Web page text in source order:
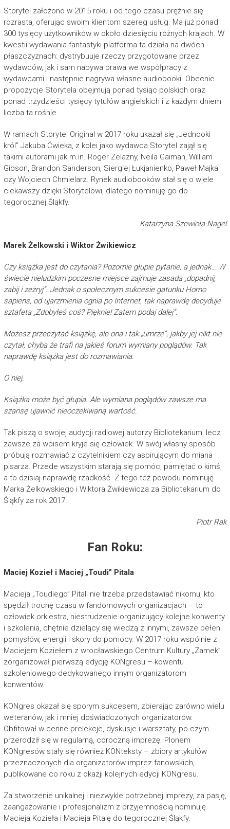
Storytel założono w 2015 roku i od tego czasu prężnie się
rozrasta, oferując swoim klientom szereg usług. Ma już ponad
300 tysięcy użytkowników w około dziesięciu różnych krajach. W
kwestii wydawania fantastyki platforma ta działa na dwóch
płaszczyznach: dystrybuuje rzeczy przygotowane przez
wydawców, jak i sam nabywa prawa we współpracy z
wydawcami i następnie nagrywa własne audiobooki. Obecnie
propozycje Storytela obejmują ponad tysiąc polskich oraz
ponad trzydzieści tysięcy tytułów angielskich i z każdym dniem
liczba ta rośnie.
W ramach Storytel Original w 2017 roku ukazał się „Jednooki
król” Jakuba Ćwieka, z kolei jako wydawca Storytel zajął się
takimi autorami jak m.in. Roger Zelazny, Neila Gaiman, William
Gibson, Brandon Sanderson, Siergiej Łukjanienko, Paweł Majka
czy Wojciech Chmielarz. Rynek audiobooków stał się o wiele
ciekawszy dzięki Storytelowi, dlatego nominuję go do
tegorocznej Śląkfy.
Katarzyna Szewioła-Nagel
Marek Żelkowski i Wiktor Żwikiewicz
Czy książka jest do czytania? Pozornie głupie pytanie, a jednak… W
świecie nieludzkim poczesne miejsce zajmuje zasada „dopadnij,
zabij i zeżryj”. Jednak o społecznym sukcesie gatunku Homo
sapiens, od ujarzmienia ognia po Internet, tak naprawdę decyduje
sztafeta „Zdobyłeś coś? Pięknie! Zatem podaj dalej”.
Możesz przeczytać książkę, ale ona i tak „umrze”, jakby jej nikt nie
czytał, chyba że trafi na jakieś forum wymiany poglądów. Tak
naprawdę książka jest do rozmawiania.
O niej.
Książka może być głupia. Ale wymiana poglądów zawsze ma
szansę ujawnić nieoczekiwaną wartość.
Tak piszą o swojej audycji radiowej autorzy Bibliotekarium, lecz
zawsze za wpisem kryje się człowiek. W swój własny sposób
próbują rozmawiać z czytelnikiem czy aspirującym do miana
pisarza. Przede wszystkim starają się pomóc, pamiętać o kimś,
a to dzisiaj naprawdę rzadkość. Z tego też powodu nominuję
Marka Żelkowskiego i Wiktora Żwikiewicza za Bibliotekarium do
Śląkfy za rok 2017.
Piotr Rak
Fan Roku:
Maciej Kozieł i Maciej „Toudi” Pitala
Macieja „Toudiego” Pitali nie trzeba przedstawiać nikomu, kto
spędził trochę czasu w fandomowych organizacjach – to
człowiek orkiestra, niestrudzenie organizujący kolejne konwenty
i szkolenia, chętnie dzielący się wiedzą z innymi, zawsze pełen
pomysłów, energii i skory do pomocy. W 2017 roku wspólnie z
Maciejem Koziełem z wrocławskiego Centrum Kultury „Zamek”
zorganizował pierwszą edycję KONgresu – kowentu
szkoleniowego dedykowanego innym organizatorom
konwentów.
KONgres okazał się sporym sukcesem, zbierając zarówno wielu
weteranów, jak i mniej doświadczonych organizatorów.
Obfitował w cenne prelekcje, dyskusje i warsztaty, po czym
przerodził się w regularną, coroczną imprezę. Plonem
KONgresów stały się również KONteksty – zbiory artykułów
przeznaczonych dla organizatorów imprez fanowskich,
publikowane co roku z okazji kolejnych edycji KONgresu.
Za stworzenie unikalnej i niezwykle potrzebnej imprezy, za pasję,
zaangażowanie i profesjonalizm z przyjemnością nominuję
Macieja Kozieła i Macieja Pitalę do tegorocznej Śląkfy.